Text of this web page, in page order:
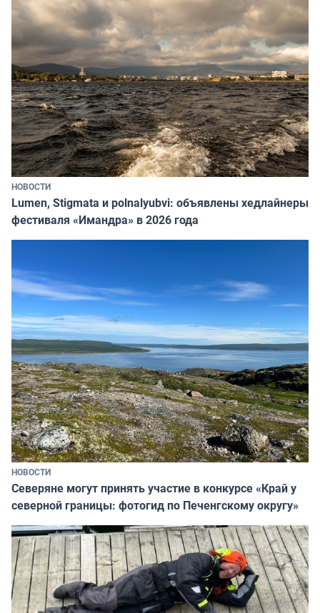
НОВОСТИ
Lumen, Stigmata и polnalyubvi: объявлены хедлайнеры
фестиваля «Имандра» в 2026 года
НОВОСТИ
Северяне могут принять участие в конкурсе «Край у
северной границы: фотогид по Печенгскому округу»